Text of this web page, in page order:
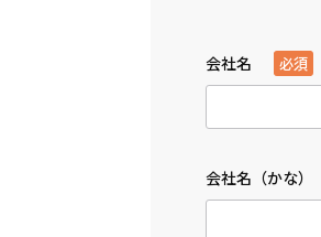
会社名 必須
会社名（かな）